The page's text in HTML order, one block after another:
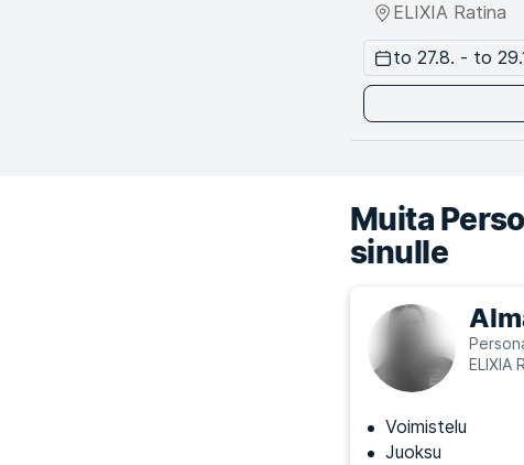
ELIXIA Ratina
to 27.8. - to
Muita
sinulle
ELIXIA
Voimistelu
Juoksu